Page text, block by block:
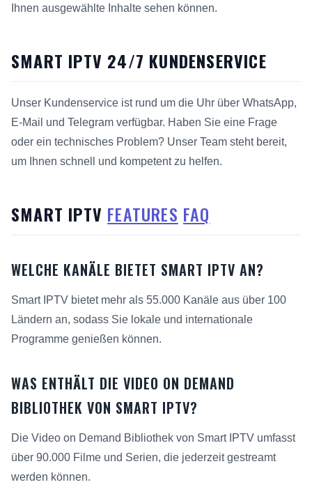
Ihnen ausgewählte Inhalte sehen können.
SMART IPTV 24/7 KUNDENSERVICE
Unser Kundenservice ist rund um die Uhr über WhatsApp,
E-Mail und Telegram verfügbar. Haben Sie eine Frage
oder ein technisches Problem? Unser Team steht bereit,
um Ihnen schnell und kompetent zu helfen.
SMART IPTV FEATURES FAQ
WELCHE KANÄLE BIETET SMART IPTV AN?
Smart IPTV bietet mehr als 55.000 Kanäle aus über 100
Ländern an, sodass Sie lokale und internationale
Programme genießen können.
WAS ENTHÄLT DIE VIDEO ON DEMAND
BIBLIOTHEK VON SMART IPTV?
Die Video on Demand Bibliothek von Smart IPTV umfasst
über 90.000 Filme und Serien, die jederzeit gestreamt
werden können.